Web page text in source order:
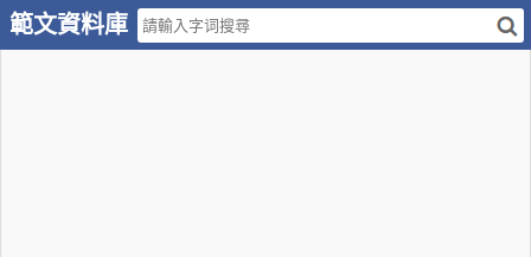
範文資料庫